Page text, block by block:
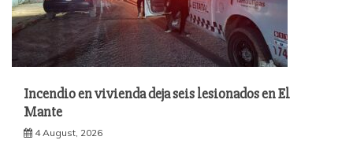
Incendio en vivienda deja seis lesionados en El
Mante
4 August, 2026